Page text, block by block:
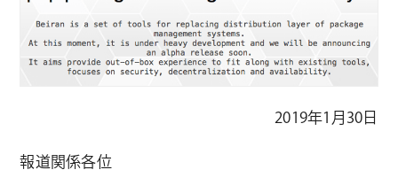
2019年1月30日
報道関係各位